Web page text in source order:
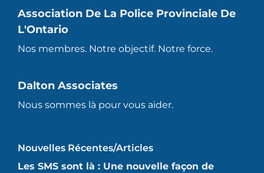
Association De La Police Provinciale De
L'Ontario
Nos membres. Notre objectif. Notre force.
Dalton Associates
Nous sommes là pour vous aider.
Nouvelles Récentes/articles
Les SMS sont là : Une nouvelle façon de